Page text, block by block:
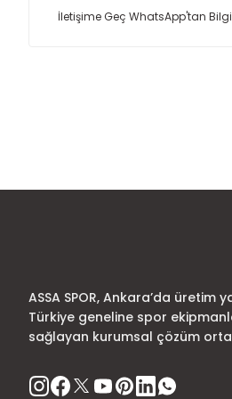
İletişime Geç WhatsApp'tan Bilgi
Ürün bilgilerinde hatalar
ASSA SPOR, Ankara’da üretim
Türkiye geneline spor
sağlayan kurumsal çözüm